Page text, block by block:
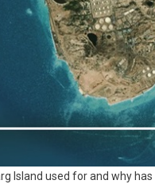
Island used for and why